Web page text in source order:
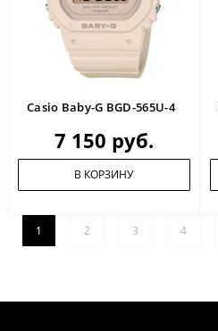
Casio Baby-G BGD-565U-4
7 150 руб.
В КОРЗИНУ
1 2 3 4